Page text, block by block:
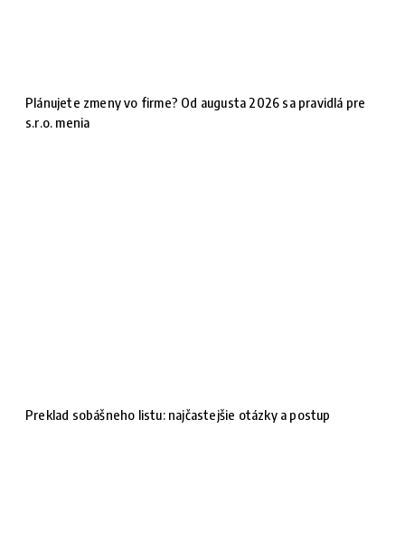
Plánujete zmeny vo firme? Od augusta 2026 sa pravidlá pre
s.r.o. menia
Preklad sobášneho listu: najčastejšie otázky a postup